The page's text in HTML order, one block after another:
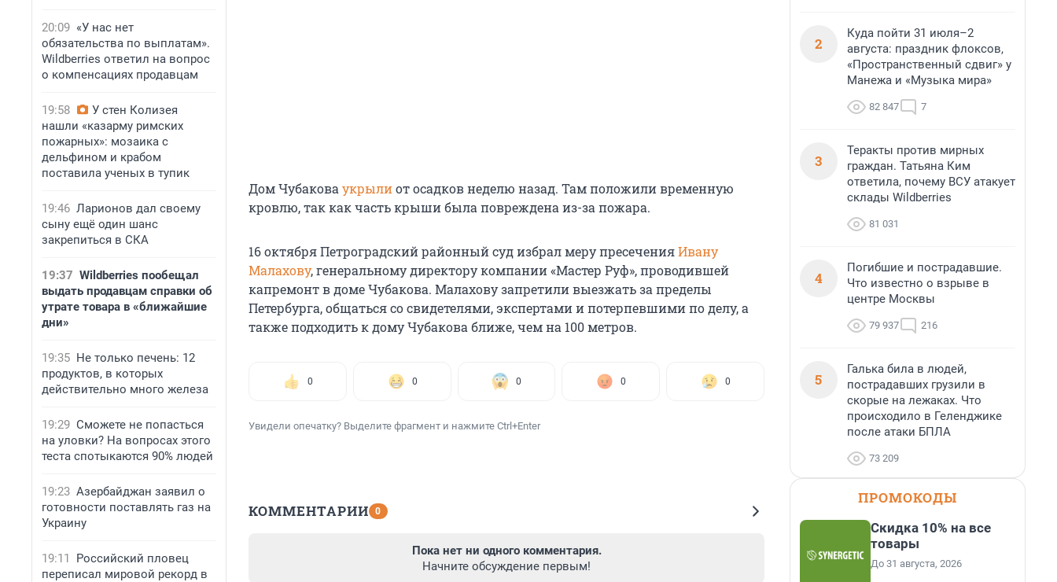
20:09 «У нас нет
обязательства по выплатам».
Wildberries ответил на вопрос
о компенсациях продавцам
19:58
У стен Колизея
нашли «казарму римских
пожарных»: мозаика с
дельфином и крабом
поставила ученых в тупик
19:46 Ларионов дал своему
сыну ещё один шанс
закрепиться в СКА
19:37 Wildberries пообещал
выдать продавцам справки об
утрате товара в «ближайшие
дни»
19:35 Не только печень: 12
продуктов, в которых
действительно много железа
19:29 Сможете не попасться
на уловки? На вопросах этого
теста спотыкаются 90% людей
19:23 Азербайджан заявил о
готовности поставлять газ на
Украину
19:11
Российский пловец
переписал мировой рекорд в
Дом Чубаковаукрылиот осадков неделю назад. Там положили временную
кровлю, так как часть крыши была повреждена из-за пожара.
16 октября Петроградский районный суд избрал меру пресеченияИвану
Малахову, генеральному директору компании «Мастер Руф», проводившей
капремонт в доме Чубакова. Малахову запретили выезжать за пределы
Петербурга, общаться со свидетелями, экспертами и потерпевшими по делу, а
также подходить к дому Чубакова ближе, чем на 100 метров.
0 0 0 0 0
Увидели опечатку? Выделите фрагмент и нажмите Ctrl+Enter
КОММЕНТАРИИ 0
Пока нет ни одного комментария.
Начните обсуждение первым!
2
Куда пойти 31 июля–2
августа: праздник флоксов,
«Пространственный сдвиг» у
Манежа и «Музыка мира»
82 847 7
3
Теракты против мирных
граждан. Татьяна Ким
ответила, почему ВСУ атакует
склады Wildberries
81 031
4
Погибшие и пострадавшие.
Что известно о взрыве в
центре Москвы
79 937 216
5
Галька била в людей,
пострадавших грузили в
скорые на лежаках. Что
происходило в Геленджике
после атаки БПЛА
73 209
ПРОМОКОДЫ
Скидка 10% на все
товары
До 31 августа, 2026